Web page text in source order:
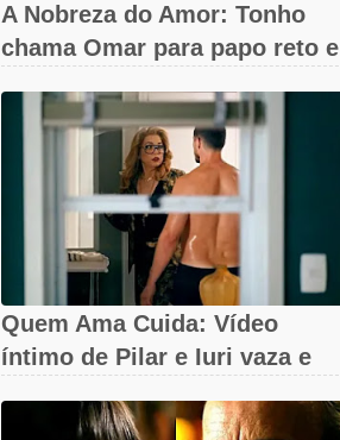
A Nobreza do Amor: Tonho
chama Omar para papo reto e
Quem Ama Cuida: Vídeo
íntimo de Pilar e Iuri vaza e